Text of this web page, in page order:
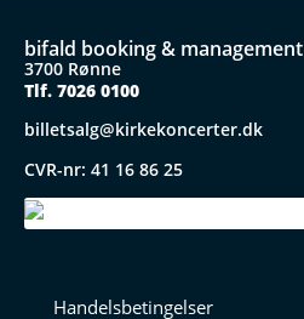
bifald booking & management
3700 Rønne
Tlf. 7026 0100
billetsalg@kirkekoncerter.dk
CVR-nr: 41 16 86 25
Handelsbetingelser